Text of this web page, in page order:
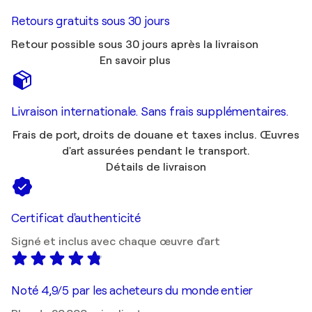
Retours gratuits sous 30 jours
Retour possible sous 30 jours après la livraison
En savoir plus
Livraison internationale. Sans frais supplémentaires.
Frais de port, droits de douane et taxes inclus. Œuvres
d'art assurées pendant le transport.
Détails de livraison
Certificat d'authenticité
Signé et inclus avec chaque œuvre d'art
Noté 4,9/5 par les acheteurs du monde entier